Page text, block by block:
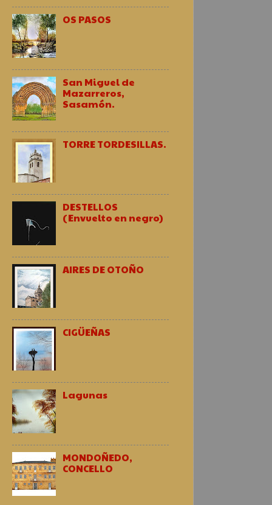
OS PASOS
San Miguel de
Mazarreros,
Sasamón.
TORRE TORDESILLAS.
DESTELLOS
(Envuelto en negro)
AIRES DE OTOÑO
CIGÜEÑAS
Lagunas
MONDOÑEDO,
CONCELLO